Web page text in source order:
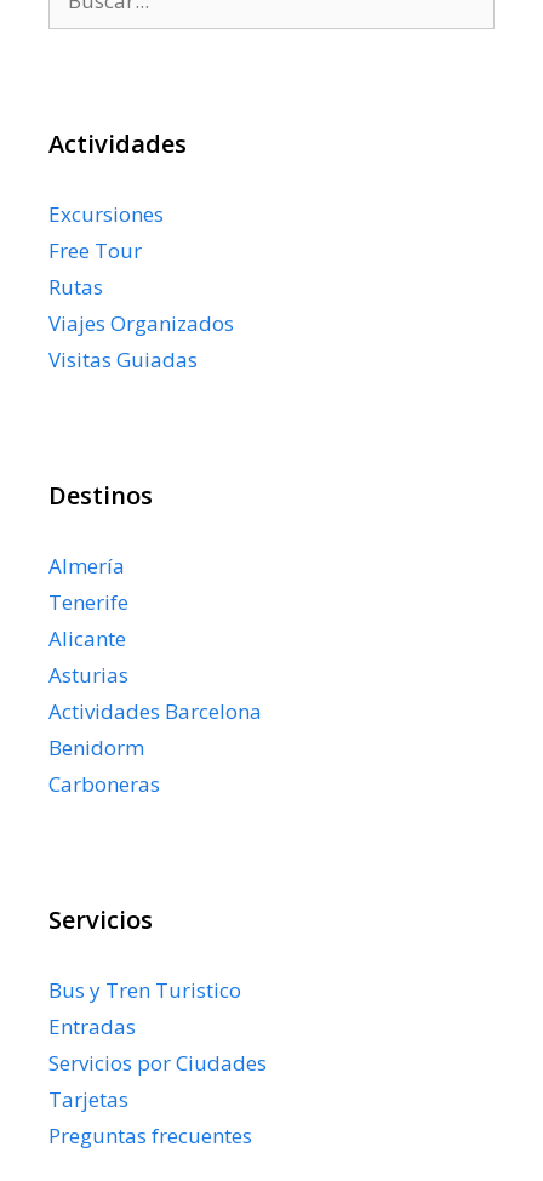
Actividades
Excursiones
Free Tour
Rutas
Viajes Organizados
Visitas Guiadas
Destinos
Almería
Tenerife
Alicante
Asturias
Actividades Barcelona
Benidorm
Carboneras
Servicios
Bus y Tren Turistico
Entradas
Servicios por Ciudades
Tarjetas
Preguntas frecuentes